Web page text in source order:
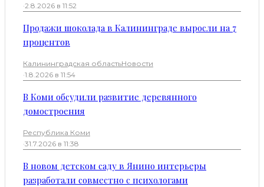
·2.8.2026 в 11:52
Продажи шоколада в Калининграде выросли на 7
процентов
Калининградская областьНовости
·1.8.2026 в 11:54
В Коми обсудили развитие деревянного
домостроения
Республика Коми
·31.7.2026 в 11:38
В новом детском саду в Янино интерьеры
разработали совместно с психологами